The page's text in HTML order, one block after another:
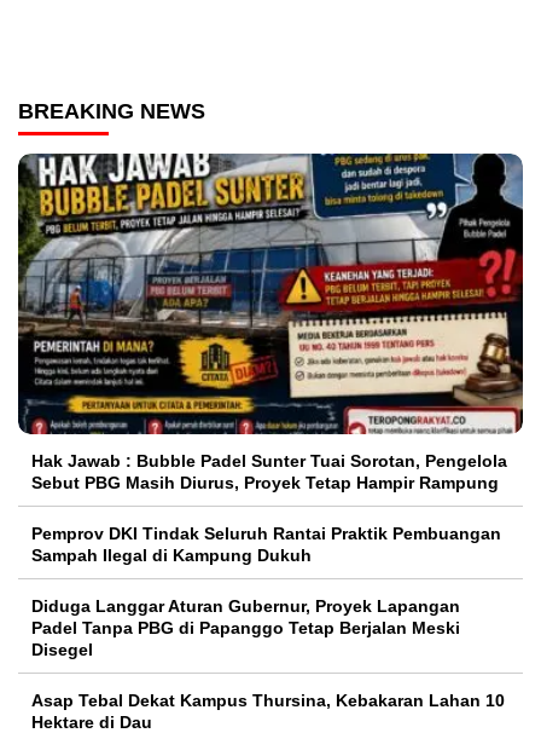
BREAKING NEWS
Hak Jawab : Bubble Padel Sunter Tuai Sorotan, Pengelola
Sebut PBG Masih Diurus, Proyek Tetap Hampir Rampung
Pemprov DKI Tindak Seluruh Rantai Praktik Pembuangan
Sampah Ilegal di Kampung Dukuh
Diduga Langgar Aturan Gubernur, Proyek Lapangan
Padel Tanpa PBG di Papanggo Tetap Berjalan Meski
Disegel
Asap Tebal Dekat Kampus Thursina, Kebakaran Lahan 10
Hektare di Dau